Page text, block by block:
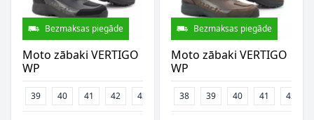
Bezmaksas piegāde
Moto zābaki VERTIGO
WP
39 40 41 42 43
Bezmaksas piegāde
Moto zābaki VERTIGO
WP
38 39 40 41 42